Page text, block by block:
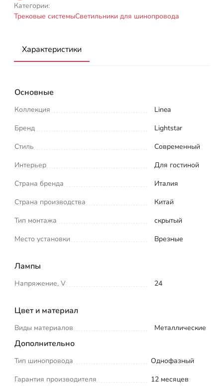
Категории:
Трековые системыСветильники для шинопровода
Характеристики
Основные
Коллекция
Linea
Бренд
Lightstar
Стиль
Современный
Интерьер
Для гостиной
Страна бренда
Италия
Страна производства
Китай
Тип монтажа
скрытый
Место установки
Врезные
Лампы
Напряжение, V 24
Цвет и материал
Виды материалов Металлические
Дополнительно
Тип шинопровода
Однофазный
Гарантия производителя
12 месяцев